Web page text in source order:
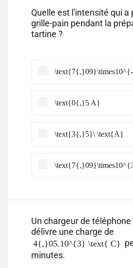
Quelle est l'intensité qui a
grille-pain pendant la
tartine ?
\text{0{,}5 A}
\text{3{,}5}\ \text{A}
Un chargeur de
délivre une charge de
4{,}05.10^{3} \text{ C}
minutes.